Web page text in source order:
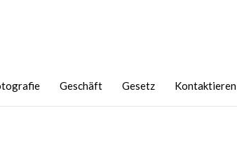
Geschäft Gesetz Kontaktieren